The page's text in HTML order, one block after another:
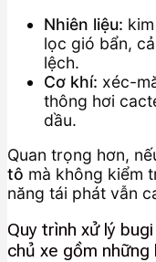
Nhiên liệu:
lọc gió bẩn,
lệch.
Cơ khí: xéc-
thông hơi
dầu.
Quan trọng hơn,
tô mà không kiểm
năng tái phát vẫn
Quy trình xử lý
chủ xe gồm những